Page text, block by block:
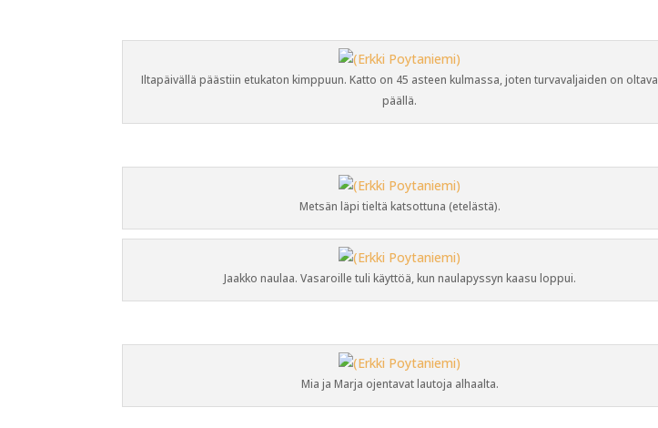
Iltapäivällä päästiin etukaton kimppuun. Katto on 45 asteen kulmassa, joten turvavaljaiden on oltava
päällä.
Metsän läpi tieltä katsottuna (etelästä).
Jaakko naulaa. Vasaroille tuli käyttöä, kun naulapyssyn kaasu loppui.
Mia ja Marja ojentavat lautoja alhaalta.